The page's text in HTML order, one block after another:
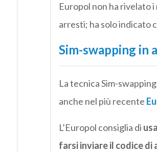
Europol non ha rivelato
arresti; ha solo indicato
Sim-swapping in
La tecnica Sim-
anche nel più recente
L’Europol consiglia di
farsi inviare il codice di